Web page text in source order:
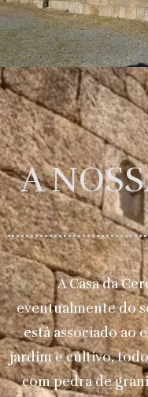
A
A Casa da
eventualmente do
está associado ao
jardim e cultivo,
com pedra de